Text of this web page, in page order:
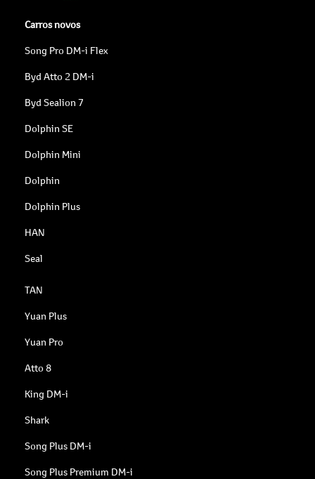
Carros novos
Song Pro DM-i Flex
Byd Atto 2 DM-i
Byd Sealion 7
Dolphin SE
Dolphin Mini
Dolphin
Dolphin Plus
HAN
Seal
TAN
Yuan Plus
Yuan Pro
Atto 8
King DM-i
Shark
Song Plus DM-i
Song Plus Premium DM-i